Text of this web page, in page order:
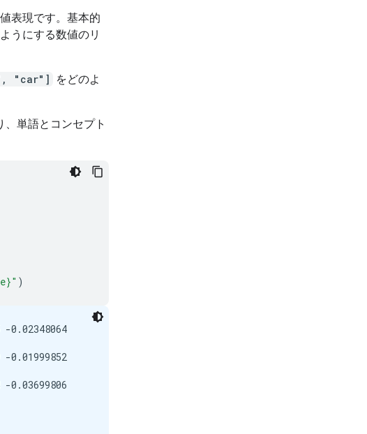
表現です。基本的
うにする数値のリ
"car"]
をどのよ
、単語とコンセプト
)
0.02348064
0.01999852
0.03699806